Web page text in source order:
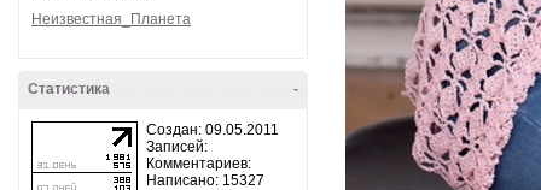
Неизвестная_Планета
-
Статистика
Создан: 09.05.2011
Записей:
Комментариев:
Написано: 15327